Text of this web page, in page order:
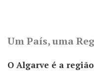
Um País, uma
O Algarve é a